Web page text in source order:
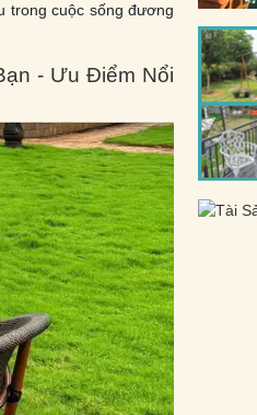
trong cuộc sống đương
- Ưu Điểm Nổi